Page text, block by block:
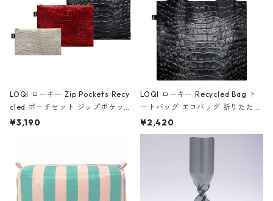
LOQI ローキー Zip Pockets Recy
cled ポーチセット ジップポケット
ファスナーポーチ 撥水加工 トラベ
ーガンディー、オフホワイト
¥3,190
LOQI ローキー Recycled Bag ト
ートバッグ エコバッグ 折りたたみ
大きめ 撥水加工 収納ポーチ CRO
CODILE/Black クロコダイル/ブラ
¥2,420